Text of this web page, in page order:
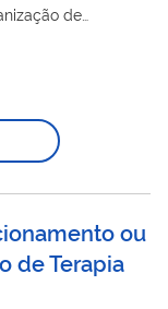
detentor do
novo proprietário
ou
de Terapia